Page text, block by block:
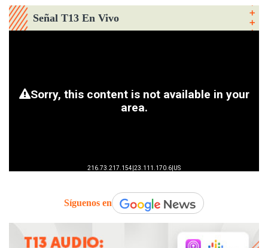
Señal T13 En Vivo
Síguenos en